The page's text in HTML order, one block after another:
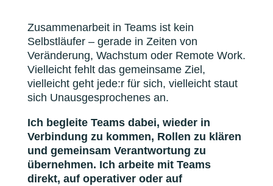
Zusammenarbeit in Teams ist kein
Selbstläufer – gerade in Zeiten von
Veränderung, Wachstum oder Remote Work.
Vielleicht fehlt das gemeinsame Ziel,
vielleicht geht jede:r für sich, vielleicht staut
sich Unausgesprochenes an.
Ich begleite Teams dabei, wieder in
Verbindung zu kommen, Rollen zu klären
und gemeinsam Verantwortung zu
übernehmen. Ich arbeite mit Teams
direkt, auf operativer oder auf